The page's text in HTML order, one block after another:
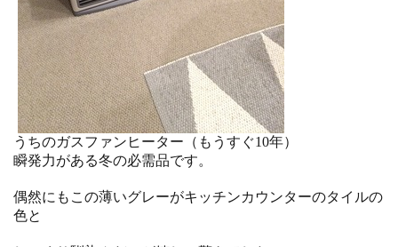
うちのガスファンヒーター（もうすぐ10年）
瞬発力がある冬の必需品です。
偶然にもこの薄いグレーがキッチンカウンターのタイルの
色と